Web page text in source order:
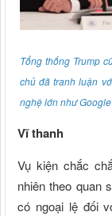
Tổng thống Trump
chủ đã tranh luận
nghệ lớn như
Vĩ thanh
Vụ kiện chắc
nhiên theo quan
có ngoại lệ đối